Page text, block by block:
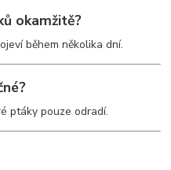
okamžitě?
během několika dní.
ptáky pouze odradí.